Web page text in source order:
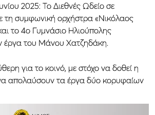
2025: Το Διεθνές Ωδείο σε
τη συμφωνική ορχήστρα «Νικόλαος
το 4ο Γυμνάσιο Ηλιούπολης
έργα του Μάνου Χατζηδάκη.
για το κοινό, με στόχο να δοθεί η
απολαύσουν τα έργα δύο κορυφαίων